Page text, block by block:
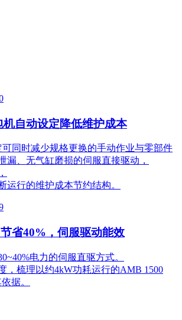
机自动设定降低维护成本
同时减少规格更换的手动作业与零部件
漏、无气缸磨损的伺服直接驱动，
运行的维护成本节约结构。
省40%，伺服驱动能效
电力的伺服直驱方式。
，梳理以约4kW功耗运行的AMB 1500
据。